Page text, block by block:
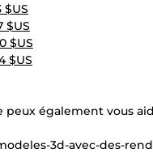
$US
$US
$US
$US
également vous
3d-avec-des-